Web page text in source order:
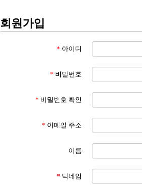
회원가입
* 아이디
* 비밀번호
* 비밀번호 확인
* 이메일 주소
이름
* 닉네임